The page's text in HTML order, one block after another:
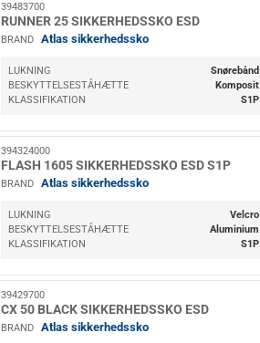
39483700
RUNNER 25 SIKKERHEDSSKO ESD
BRAND Atlas sikkerhedssko
LUKNING
Snørebånd
BESKYTTELSESTÅHÆTTE
Komposit
KLASSIFIKATION
S1P
394324000
FLASH 1605 SIKKERHEDSSKO ESD S1P
BRAND Atlas sikkerhedssko
LUKNING
Velcro
BESKYTTELSESTÅHÆTTE
Aluminium
KLASSIFIKATION
S1P
39429700
CX 50 BLACK SIKKERHEDSSKO ESD
BRAND Atlas sikkerhedssko